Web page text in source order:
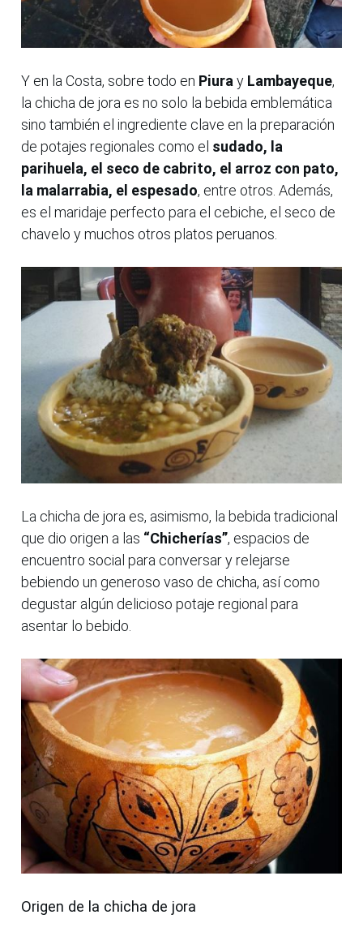
Y en la Costa, sobre todo en Piura y Lambayeque,
la chicha de jora es no solo la bebida emblemática
sino también el ingrediente clave en la preparación
de potajes regionales como el sudado, la
parihuela, el seco de cabrito, el arroz con pato,
la malarrabia, el espesado, entre otros. Además,
es el maridaje perfecto para el cebiche, el seco de
chavelo y muchos otros platos peruanos.
La chicha de jora es, asimismo, la bebida tradicional
que dio origen a las “Chicherías”, espacios de
encuentro social para conversar y relejarse
bebiendo un generoso vaso de chicha, así como
degustar algún delicioso potaje regional para
asentar lo bebido.
Origen de la chicha de jora